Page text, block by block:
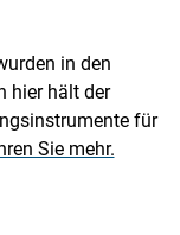
in den
hier hält der
für
Sie mehr.